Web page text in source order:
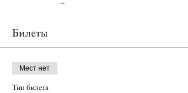
счастливыми. Декорации к спектаклям театр
изобретательностью.
Красочные, искусно выполненные декорации,
тщательно подобранная музыка, световые и
звуковые эффекты создают атмосферу
волшебства и ожившей сказки.
Художественный руководитель театра Кристина
Билеты
Мест нет
Тип билета